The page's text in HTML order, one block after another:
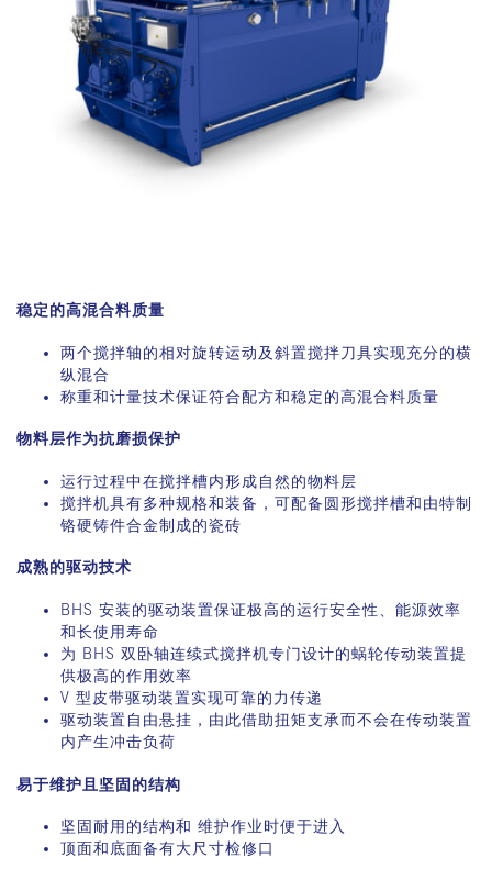
稳定的高混合料质量
两个搅拌轴的相对旋转运动及斜置搅拌刀具实现充分的横
纵混合
称重和计量技术保证符合配方和稳定的高混合料质量
物料层作为抗磨损保护
运行过程中在搅拌槽内形成自然的物料层
搅拌机具有多种规格和装备，可配备圆形搅拌槽和由特制
铬硬铸件合金制成的瓷砖
成熟的驱动技术
BHS 安装的驱动装置保证极高的运行安全性、能源效率
和长使用寿命
为 BHS 双卧轴连续式搅拌机专门设计的蜗轮传动装置提
供极高的作用效率
V 型皮带驱动装置实现可靠的力传递
驱动装置自由悬挂，由此借助扭矩支承而不会在传动装置
内产生冲击负荷
易于维护且坚固的结构
坚固耐用的结构和 维护作业时便于进入
顶面和底面备有大尺寸检修口